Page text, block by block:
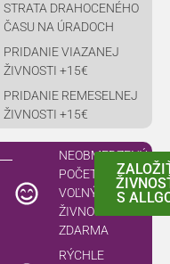
STRATA DRAHOCENÉHO
ČASU NA ÚRADOCH
PRIDANIE VIAZANEJ
ŽIVNOSTI +15€
PRIDANIE REMESELNEJ
ŽIVNOSTI +15€
NEOBMEDZENÝ
POČET
VOĽNÝCH
ŽIVNOSTÍ
ZDARMA
RÝCHLE
S